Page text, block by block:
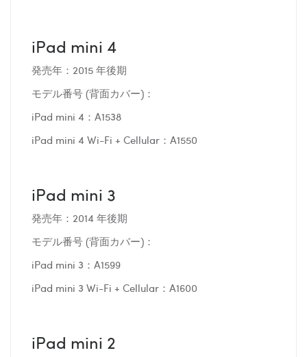
iPad mini 4
発売年：2015 年後期
モデル番号 (背面カバー)：
iPad mini 4：A1538
iPad mini 4 Wi-Fi + Cellular：A1550
iPad mini 3
発売年：2014 年後期
モデル番号 (背面カバー)：
iPad mini 3：A1599
iPad mini 3 Wi-Fi + Cellular：A1600
iPad mini 2